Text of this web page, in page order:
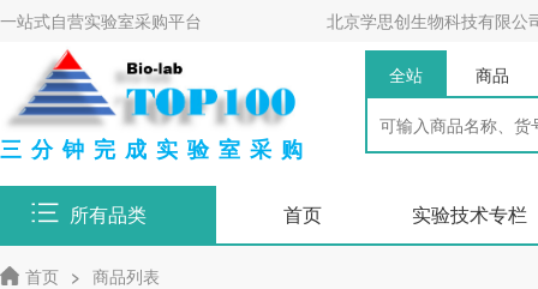
一站式自营实验室采购平台 北京学思创生物科技有限公
三分钟完成实验室采购
全站 商品
所有品类 首页 实验技术专栏
首页 > 商品列表